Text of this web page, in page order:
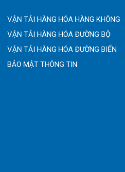
VẬN TẢI HÀNG HÓA HÀNG KHÔNG
VẬN TẢI HÀNG HÓA ĐƯỜNG BỘ
VẬN TẢI HÀNG HÓA ĐƯỜNG BIỂN
BẢO MẬT THÔNG TIN